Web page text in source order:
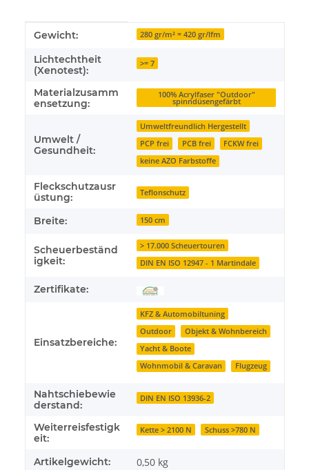
Produkteigenschaft
Wert
Gewicht: 280 gr/m² = 420 gr/lfm
Lichtechtheit
(Xenotest):
>= 7
Materialzusamm
ensetzung:
100% Acrylfaser "Outdoor"
spinndüsengefärbt
Umwelt /
Gesundheit:
Umweltfreundlich Hergestellt
PCP frei
PCB frei
FCKW frei
keine AZO Farbstoffe
Fleckschutzausr
üstung:
Teflonschutz
Breite: 150 cm
Scheuerbeständ
igkeit:
> 17.000 Scheuertouren
DIN EN ISO 12947 - 1 Martindale
Zertifikate:
Einsatzbereiche:
KFZ & Automobiltuning
Outdoor
Objekt & Wohnbereich
Yacht & Boote
Wohnmobil & Caravan
Flugzeug
Nahtschiebewie
derstand:
DIN EN ISO 13936-2
Weiterreisfestigk
eit:
Kette > 2100 N Schuss >780 N
Artikelgewicht: 0,50 kg